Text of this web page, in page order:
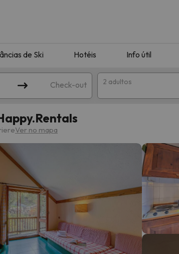
de Ski Hotéis Info útil
Check-out 2 adultos
Tente modificar o destino.
Ver no mapa